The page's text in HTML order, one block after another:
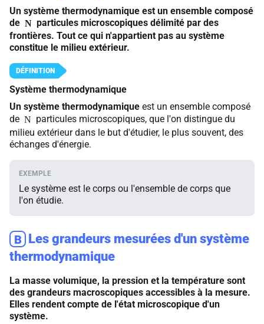
Un système thermodynamique est un ensemble composé
de N particules microscopiques délimité par des
frontières. Tout ce qui n'appartient pas au système
constitue le milieu extérieur.
Système thermodynamique
Un système thermodynamique est un ensemble composé
de N particules microscopiques, que l'on distingue du
milieu extérieur dans le but d'étudier, le plus souvent, des
échanges d'énergie.
Le système est le corps ou l'ensemble de corps que
l'on étudie.
B Les grandeurs mesurées d'un système
thermodynamique
La masse volumique, la pression et la température sont
des grandeurs macroscopiques accessibles à la mesure.
Elles rendent compte de l'état microscopique d'un
système.